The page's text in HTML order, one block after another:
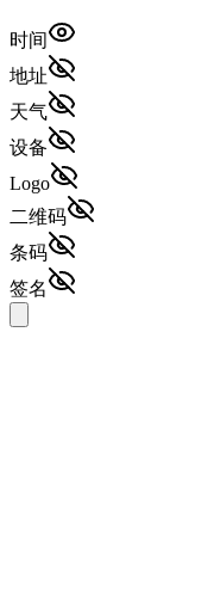
时间
地址
天气
设备
Logo
二维码
条码
签名